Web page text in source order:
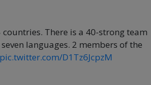
There is a 40-strong team
languages. 2 members of the
pic.twitter.com/D1Tz6JcpzM